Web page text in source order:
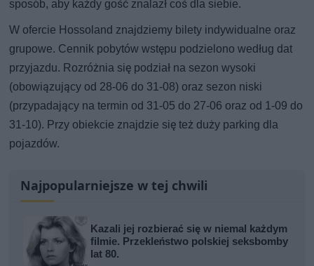
sposób, aby każdy gość znalazł coś dla siebie.
W ofercie Hossoland znajdziemy bilety indywidualne oraz
grupowe. Cennik pobytów wstępu podzielono według dat
przyjazdu. Rozróżnia się podział na sezon wysoki
(obowiązujący od 28-06 do 31-08) oraz sezon niski
(przypadający na termin od 31-05 do 27-06 oraz od 1-09 do
31-10). Przy obiekcie znajdzie się też duży parking dla
pojazdów.
Najpopularniejsze w tej chwili
Kazali jej rozbierać się w niemal każdym
filmie. Przekleństwo polskiej seksbomby
lat 80.